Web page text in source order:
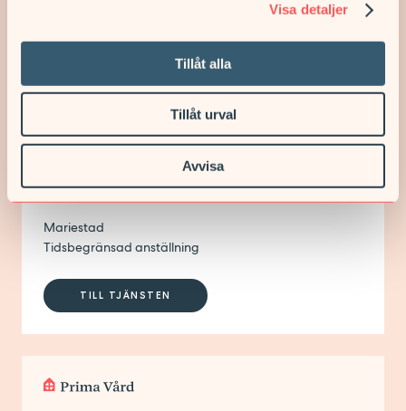
Visa detaljer
Tillåt alla
Tillåt urval
Avvisa
Fysioterapeut till Ungas Psykiska Hälsa
(vikariat)
Mariestad
Tidsbegränsad anställning
TILL TJÄNSTEN